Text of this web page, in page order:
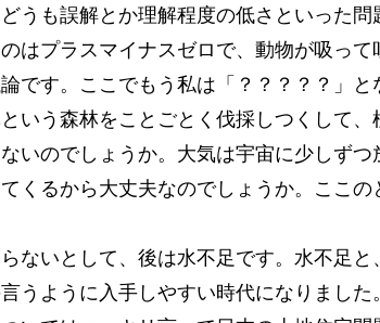
うも誤解とか理解程度の低さといった問
はプラスマイナスゼロで、動物が吸っ
です。ここでもう私は「？？？？？」
いう森林をことごとく伐採しつくして
いのでしょうか。大気は宇宙に少しず
くるから大丈夫なのでしょうか。ここ
ないとして、後は水不足です。水不足と
うように入手しやすい時代になりまし